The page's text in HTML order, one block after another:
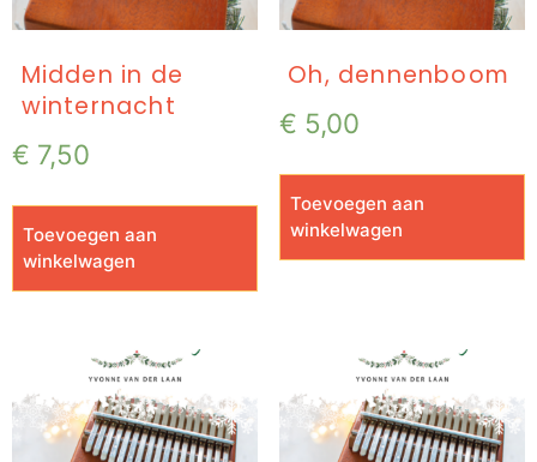
Midden in de
winternacht
€ 7,50
Toevoegen aan
winkelwagen
Oh, dennenboom
€ 5,00
Toevoegen aan
winkelwagen